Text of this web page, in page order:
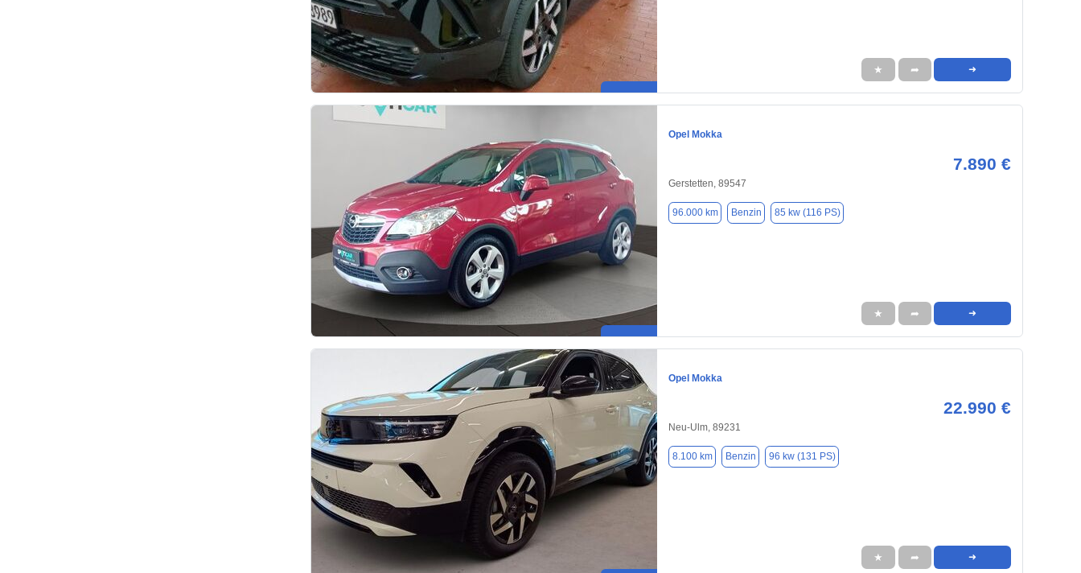
★ ➦ ➜
Opel Mokka
7.890 €
Gerstetten, 89547
96.000 km Benzin 85 kw (116 PS)
★ ➦ ➜
Opel Mokka
22.990 €
Neu-Ulm, 89231
8.100 km Benzin 96 kw (131 PS)
★ ➦ ➜